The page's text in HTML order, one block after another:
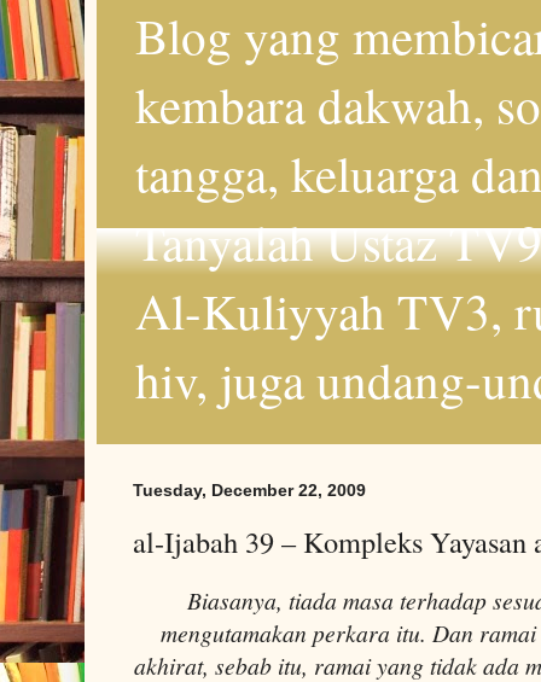
Blog yang
kembara dakwah,
tangga, keluarga
Tanyalah Ustaz
Al-Kuliyyah TV3,
hiv, juga undang-
Tuesday, December 22, 2009
al-Ijabah 39 – Kompleks Yayasan
Biasanya, tiada masa terhadap
mengutamakan perkara itu. Dan
akhirat, sebab itu, ramai yang tidak ada